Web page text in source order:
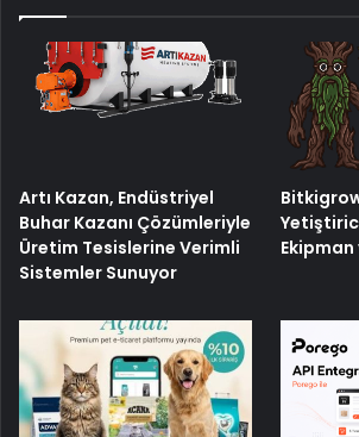
Artı Kazan, Endüstriyel
Buhar Kazanı Çözümleriyle
Üretim Tesislerine Verimli
Sistemler Sunuyor
Ekipman